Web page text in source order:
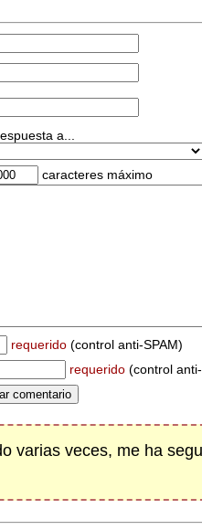
a...
caracteres máximo
requerido (control anti-SPAM)
requerido (control
varias veces, me ha